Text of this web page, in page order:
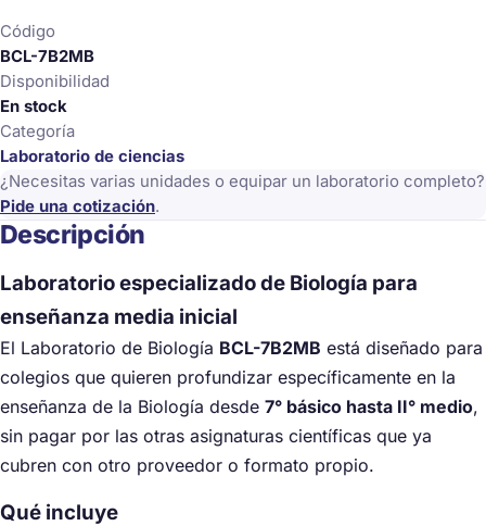
Código
BCL-7B2MB
Disponibilidad
En stock
Categoría
Laboratorio de ciencias
¿Necesitas varias unidades o equipar un laboratorio completo?
Pide una cotización.
Descripción
Laboratorio especializado de Biología para
enseñanza media inicial
El Laboratorio de Biología BCL-7B2MB está diseñado para
colegios que quieren profundizar específicamente en la
enseñanza de la Biología desde 7° básico hasta II° medio,
sin pagar por las otras asignaturas científicas que ya
cubren con otro proveedor o formato propio.
Qué incluye